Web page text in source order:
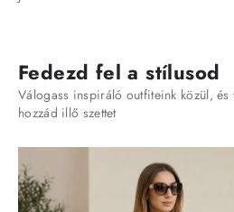
Fedezd fel a stílusod
Válogass inspiráló outfiteink közül, és
hozzád illő szettet